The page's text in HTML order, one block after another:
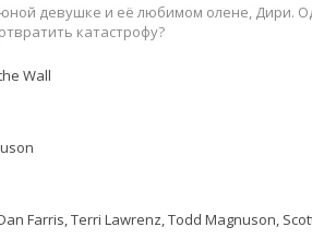
девушке и её любимом олене, Дири.
катастрофу?
Wall
Farris, Terri Lawrenz, Todd Magnuson,